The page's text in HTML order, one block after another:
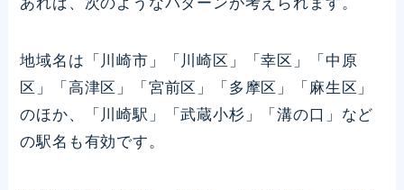
あれば、次のようなパターンが考えられます。
地域名は「川崎市」「川崎区」「幸区」「中原
区」「高津区」「宮前区」「多摩区」「麻生区」
のほか、「川崎駅」「武蔵小杉」「溝の口」など
の駅名も有効です。